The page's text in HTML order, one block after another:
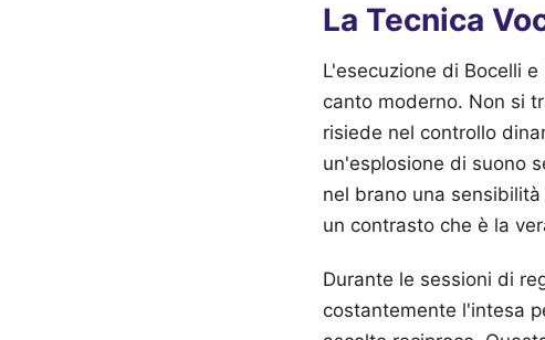
La Tecnica
L'esecuzione di Bocelli
canto moderno. Non si
risiede nel controllo
un'esplosione di suono
nel brano una
un contrasto che è la
Durante le sessioni di
costantemente l'intesa